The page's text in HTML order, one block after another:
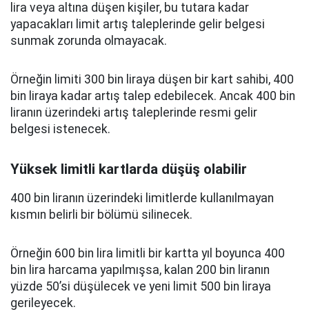
lira veya altına düşen kişiler, bu tutara kadar
yapacakları limit artış taleplerinde gelir belgesi
sunmak zorunda olmayacak.
Örneğin limiti 300 bin liraya düşen bir kart sahibi, 400
bin liraya kadar artış talep edebilecek. Ancak 400 bin
liranın üzerindeki artış taleplerinde resmi gelir
belgesi istenecek.
Yüksek limitli kartlarda düşüş olabilir
400 bin liranın üzerindeki limitlerde kullanılmayan
kısmın belirli bir bölümü silinecek.
Örneğin 600 bin lira limitli bir kartta yıl boyunca 400
bin lira harcama yapılmışsa, kalan 200 bin liranın
yüzde 50’si düşülecek ve yeni limit 500 bin liraya
gerileyecek.